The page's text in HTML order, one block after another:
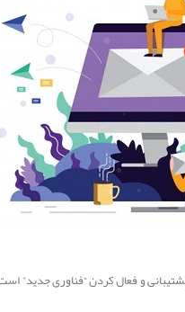
و فعال کردن “فناوری جدید”